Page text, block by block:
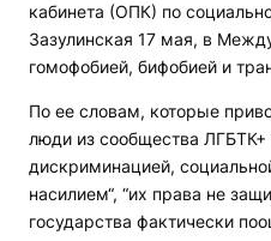
кабинета (ОПК) по
Зазулинская 17 мая, в
гомофобией, бифобией и
По ее словам, которые
люди из сообщества ЛГБТК+
дискриминацией,
насилием“, “их права не
государства фактически